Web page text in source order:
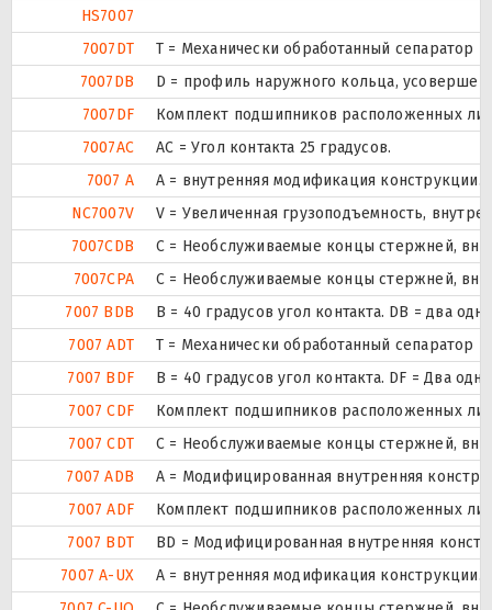
HS7007
7007DT
T = Механически обработанный сепаратор
7007DB
D = профиль наружного кольца,
7007DF
Комплект подшипников расположенных
7007AC
AC = Угол контакта 25 градусов.
7007 A
A = внутренняя модификация конструкции.
NC7007V
V = Увеличенная грузоподъемность,
7007CDB
С = Необслуживаемые концы стержней,
7007CPA
С = Необслуживаемые концы стержней,
7007 BDB
B = 40 градусов угол контакта. DB = два
7007 ADT
T = Механически обработанный сепаратор
7007 BDF
B = 40 градусов угол контакта. DF = Два
7007 CDF
Комплект подшипников расположенных
7007 CDT
С = Необслуживаемые концы стержней,
7007 ADB
A = Модифицированная внутренняя
7007 ADF
Комплект подшипников расположенных
7007 BDT
BD = Модифицированная внутренняя
7007 A-UX
A = внутренняя модификация конструкции.